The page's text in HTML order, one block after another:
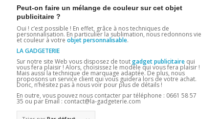
Peut-on faire un mélange de couleur sur cet objet
publicitaire ?
Oui ! c’est possible ! En effet, grâce à nos techniques de
personnalisation. En particulier la sublimation, nous redonnons vie
et couleur à votre objet personnalisable.
LA GADGETERIE
Sur notre site Web vous disposez de toutgadget publicitairequi
vous fera plaisir ! Alors, choisissez le modèle qui vous fera plaisir !
Mais aussi la technique de marquage adaptée. De plus, nous
proposons un service client qui vous guidera lors de votre achat.
Donc, n’hésitez pas à nous voir pour plus de détails !
En outre, vous pouvez nous contacter par téléphone : 0661 58 57
35 ou par Email : contact@la-gadgeterie.com